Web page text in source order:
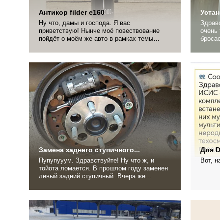
Антикор filder e160
Ну что, дамы и господа. Я вас
приветствую! Нынче моё повествование
пойдёт о моём же авто в рамках темы
сам император следит за качеством не
ломается и не гниёт. Но. На 60 тыщах
поменял ступичный, значит тойота таки
ломается. А этим летом средь двух...
Здравствуйте.
очень
накладки
мол а
Замена заднего ступичного...
Пупупууум. Здравствуйте! Ну что ж, и
тойота ломается. В прошлом году заменен
левый задний ступичный. Вчера же
том забавно, что гул кроме меня никто не
слышал, а на диагностике без снятия
колеса определить кончину подшипника не
смогли. Ну что ж, я у...
Для
Вот,